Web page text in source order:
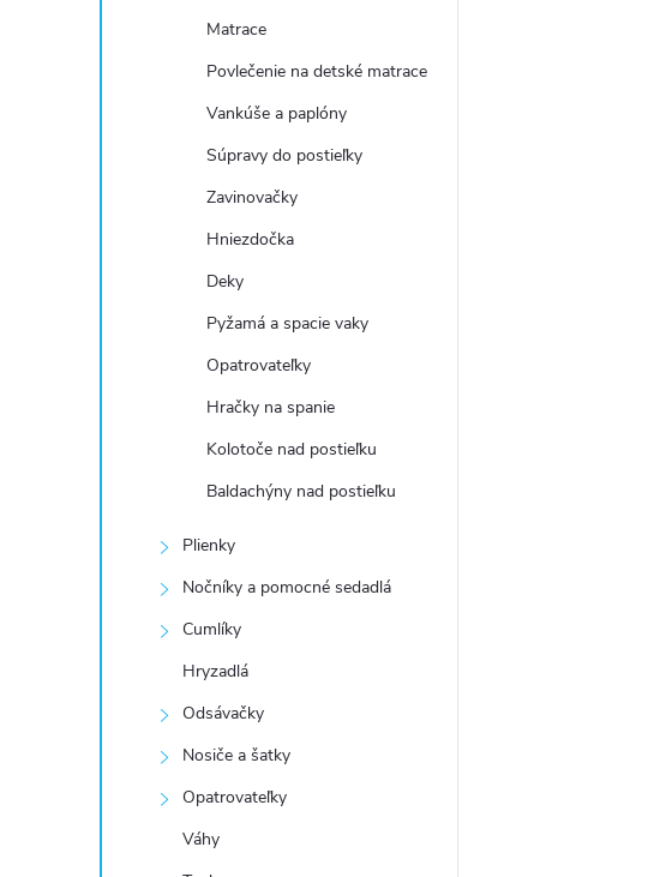
Matrace
Povlečenie na detské matrace
Vankúše a paplóny
Súpravy do postieľky
Zavinovačky
Hniezdočka
Deky
Pyžamá a spacie vaky
Opatrovateľky
Hračky na spanie
Kolotoče nad postieľku
Baldachýny nad postieľku
Plienky
Nočníky a pomocné sedadlá
Cumlíky
Hryzadlá
Odsávačky
Nosiče a šatky
Opatrovateľky
Váhy